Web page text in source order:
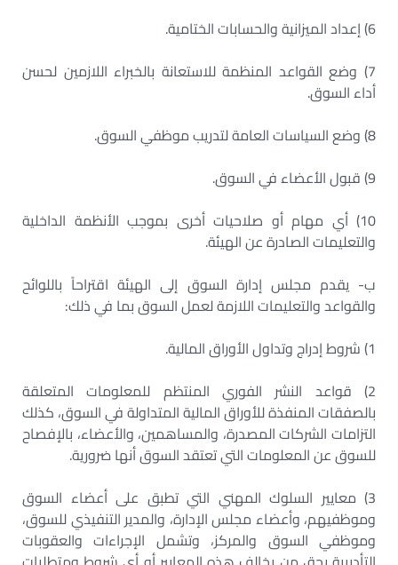
6) إعداد الميزانية والحسابات الختامية.
7) وضع القواعد المنظمة للاستعانة بالخبراء اللازمين لحسن
أداء السوق.
8) وضع السياسات العامة لتدريب موظفي السوق.
9) قبول الأعضاء في السوق.
10) أي مهام أو صلاحيات أخرى بموجب الأنظمة الداخلية
والتعليمات الصادرة عن الهيئة.
ب- يقدم مجلس إدارة السوق إلى الهيئة اقتراحاً باللوائح
والقواعد والتعليمات اللازمة لعمل السوق بما في ذلك:
1) شروط إدراج وتداول الأوراق المالية.
2) قواعد النشر الفوري المنتظم للمعلومات المتعلقة
بالصفقات المنفذة للأوراق المالية المتداولة في السوق، كذلك
التزامات الشركات المصدرة، والمساهمين، والأعضاء، بالإفصاح
للسوق عن المعلومات التي تعتقد السوق أنها ضرورية.
3) معايير السلوك المهني التي تطبق على أعضاء السوق
وموظفيهم، وأعضاء مجلس الإدارة، والمدير التنفيذي للسوق،
وموظفي السوق والمركز، وتشمل الإجراءات والعقوبات